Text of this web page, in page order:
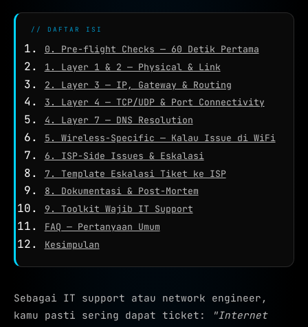
WHOIS
NETWORK TOOLS
PING TEST ★
TRACEROUTE
SPEED TEST
PORT CHECKER
CEK LOKASI NEW
SECURITY HEADERS
// DAFTAR ISI
0. Pre-flight Checks — 60 Detik Pertama
1. Layer 1 & 2 — Physical & Link
2. Layer 3 — IP, Gateway & Routing
3. Layer 4 — TCP/UDP & Port Connectivity
4. Layer 7 — DNS Resolution
5. Wireless-Specific — Kalau Issue di WiFi
6. ISP-Side Issues & Eskalasi
7. Template Eskalasi Tiket ke ISP
8. Dokumentasi & Post-Mortem
9. Toolkit Wajib IT Support
FAQ — Pertanyaan Umum
Kesimpulan
Sebagai IT support atau network engineer,
kamu pasti sering dapat ticket:
"Internet